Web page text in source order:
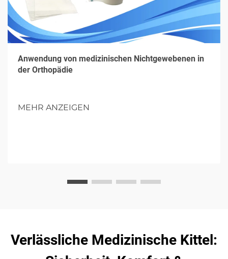
Anwendung von medizinischen Nichtgewebenen in
der Orthopädie
MEHR ANZEIGEN
Verlässliche Medizinische Kittel: